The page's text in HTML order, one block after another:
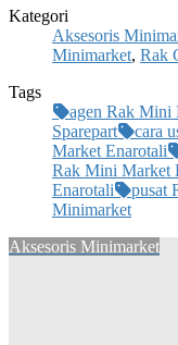
Kategori
Aksesoris
Minimarket, Rak
Tags
agen Rak Mini
Sparepart
cara
Market Enarotali
Rak Mini Market
Enarotali
pusat
Minimarket
Aksesoris Minimarket